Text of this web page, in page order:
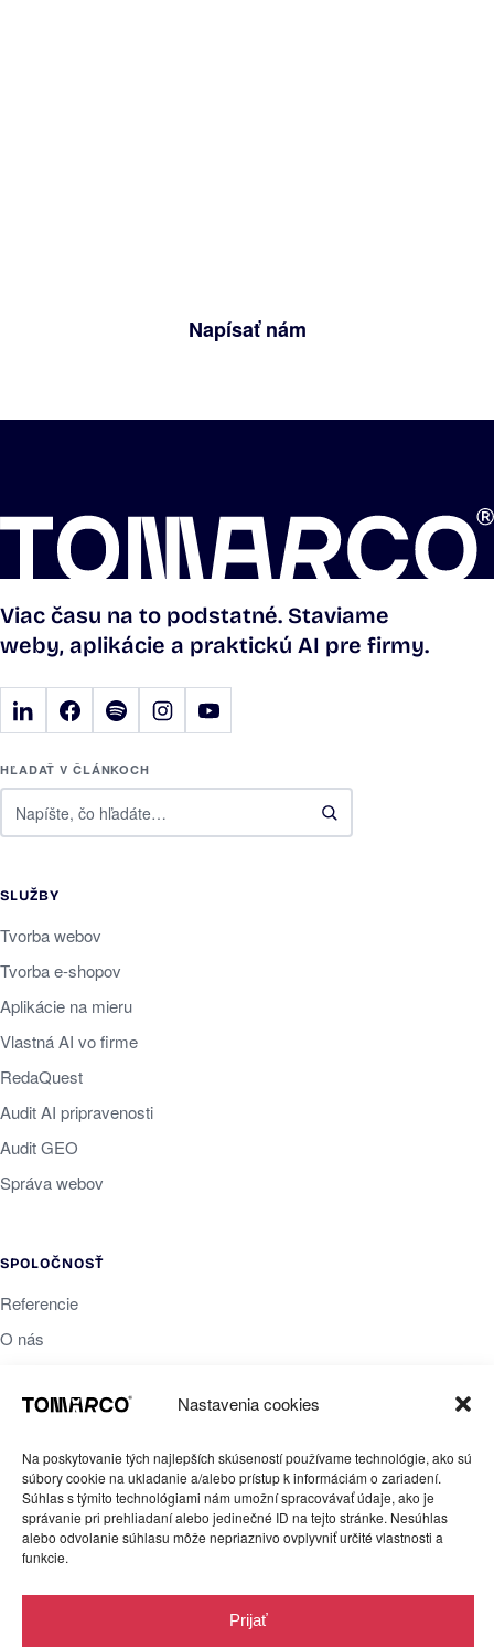
Nastavenia cookies
Na poskytovanie tých najlepších skúseností používame technológie, ako sú
súbory cookie na ukladanie a/alebo prístup k informáciám o zariadení.
Súhlas s týmito technológiami nám umožní spracovávať údaje, ako je
správanie pri prehliadaní alebo jedinečné ID na tejto stránke. Nesúhlas
alebo odvolanie súhlasu môže nepriaznivo ovplyvniť určité vlastnosti a
funkcie.
Prijať
Napísať nám
Viac času na to podstatné. Staviame
weby, aplikácie a praktickú AI pre firmy.
HĽADAŤ V ČLÁNKOCH
SLUŽBY
Tvorba webov
Tvorba e-shopov
Aplikácie na mieru
Vlastná AI vo firme
RedaQuest
Audit AI pripravenosti
Audit GEO
Správa webov
SPOLOČNOSŤ
Referencie
O nás
Newsletter
PRÁVNE
Ochrana súkromia
Obchodné podmienky